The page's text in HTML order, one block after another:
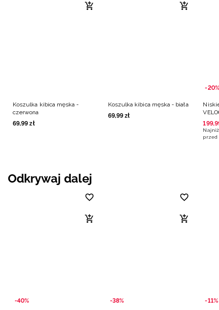
Koszulka kibica męska -
czerwona
69,99 zł
Koszulka kibica męska - biała
69,99 zł
-20%
199,
przed
Odkrywaj dalej
-40% -38% -11%